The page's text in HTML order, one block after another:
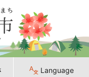
Language